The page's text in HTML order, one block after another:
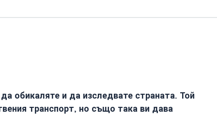
обикаляте и да изследвате страната. Той
транспорт, но също така ви дава